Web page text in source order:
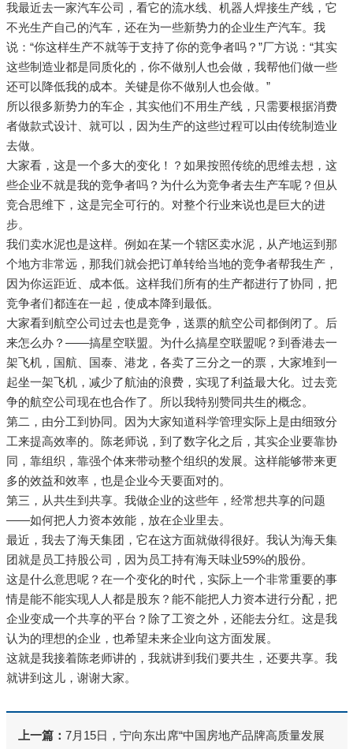
我最近去一家汽车公司，看它的流水线、机器人焊接生产线，它
不光生产自己的汽车，还在为一些新势力的企业生产汽车。我
说：“你这样生产不就等于支持了你的竞争者吗？”厂方说：“其实
这些制造业都是同质化的，你不做别人也会做，我帮他们做一些
还可以降低我的成本。关键是你不做别人也会做。”
所以很多新势力的车企，其实他们不用生产线，只需要根据消费
者做款式设计、就可以，因为生产的这些过程可以由传统制造业
去做。
大家看，这是一个多大的变化！？如果按照传统的思维去想，这
些企业不就是我的竞争者吗？为什么为竞争者去生产车呢？但从
竞合思维下，这是完全可行的。对整个行业来说也是巨大的进
步。
我们卖水泥也是这样。例如在某一个辖区卖水泥，从产地运到那
个地方非常远，那我们就会把订单转给当地的竞争者帮我生产，
因为你运距近、成本低。这样我们所有的生产都进行了协同，把
竞争者们都连在一起，使成本降到最低。
大家看到航空公司过去也是竞争，送票的航空公司都倒闭了。后
来怎么办？——搞星空联盟。为什么搞星空联盟呢？到香港去一
架飞机，国航、国泰、港龙，各卖了三分之一的票，大家堆到一
起坐一架飞机，减少了航油的浪费，实现了利益最大化。过去竞
争的航空公司现在也合作了。所以我特别赞同共生的概念。
第二，由分工到协同。因为大家知道科学管理实际上是由细致分
工来提高效率的。陈老师说，到了数字化之后，其实企业要靠协
同，靠组织，靠强个体来带动整个组织的发展。这样能够带来更
多的效益和效率，也是企业今天要面对的。
第三，从共生到共享。我做企业的这些年，经常想共享的问题
——如何把人力资本效能，放在企业里去。
最近，我去了海天集团，它在这方面就做得很好。我认为海天集
团就是员工持股公司，因为员工持有海天味业59%的股份。
这是什么意思呢？在一个变化的时代，实际上一个非常重要的事
情是能不能实现人人都是股东？能不能把人力资本进行分配，把
企业变成一个共享的平台？除了工资之外，还能去分红。这是我
认为的理想的企业，也希望未来企业向这方面发展。
这就是我接着陈老师讲的，我就讲到我们要共生，还要共享。我
就讲到这儿，谢谢大家。
上一篇： 7月15日，宁向东出席“中国房地产品牌高质量发展